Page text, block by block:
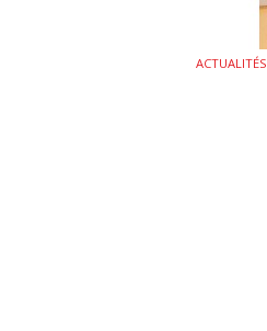
ACTUALITÉS